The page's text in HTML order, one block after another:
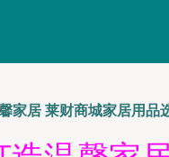
家居 莱财商城家居用品